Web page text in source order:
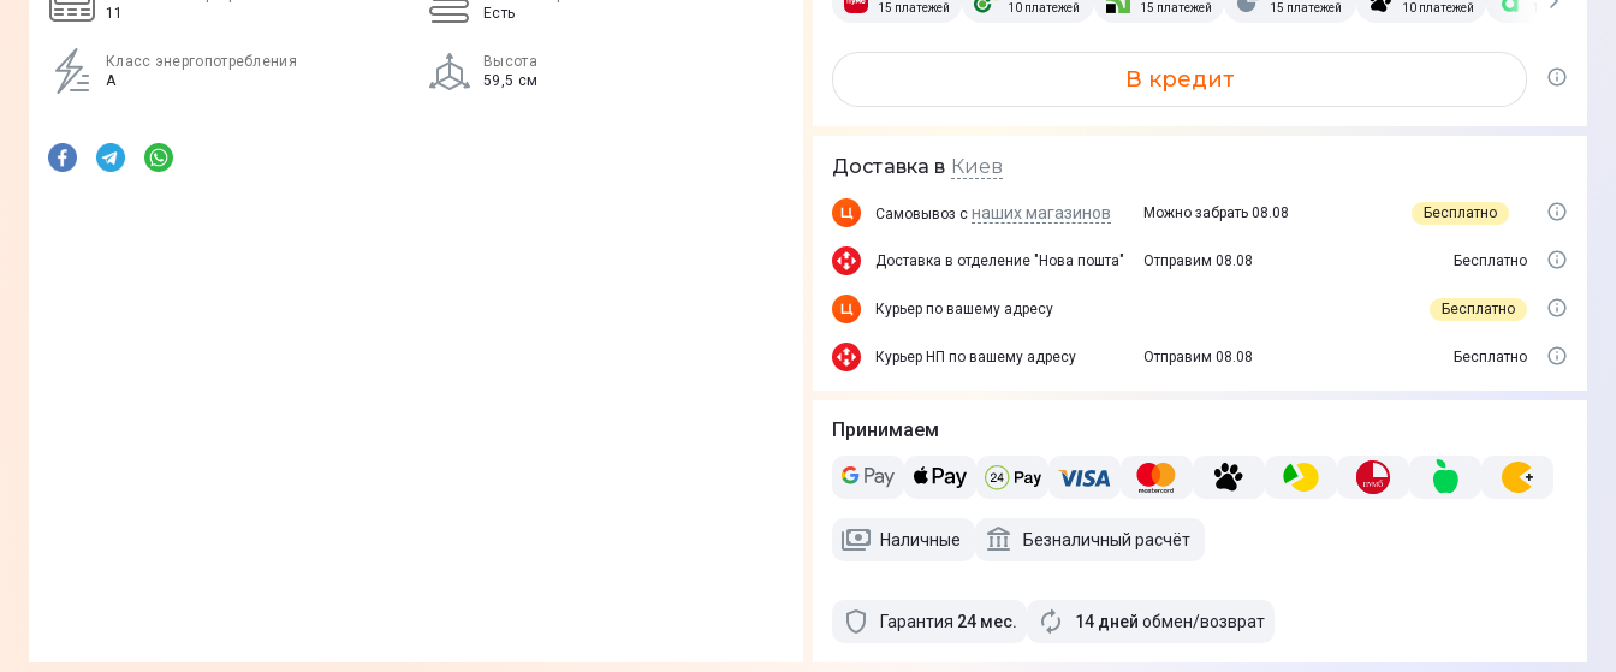
11
Есть
Класс энергопотребления
А
Высота
59,5 см
15 платежей
10 платежей
15 платежей
15 платежей
10 платежей
10 платежей
В кредит
Доставка в Киев
Самовывоз с наших магазинов Можно забрать 08.08 Бесплатно
Доставка в отделение "Нова пошта" Отправим 08.08 Бесплатно
Курьер по вашему адресу Бесплатно
Курьер НП по вашему адресу Отправим 08.08 Бесплатно
Принимаем
Наличные Безналичный расчёт
Гарантия 24 мес. 14 дней обмен/возврат